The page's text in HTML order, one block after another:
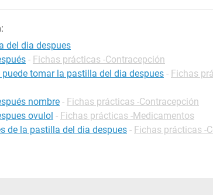
del dia despues
- Fichas prácticas -Contracepción
puede tomar la pastilla del dia despues - Fichas
nombre - Fichas prácticas -Contracepción
ovulol - Fichas prácticas -Medicamentos
de la pastilla del dia despues - Fichas prácticas -